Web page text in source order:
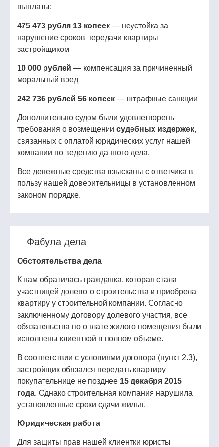
выплаты:
475 473 рубля 13 копеек — неустойка за
нарушение сроков передачи квартиры
застройщиком
10 000 рублей — компенсация за причиненный
моральный вред
242 736 рублей 56 копеек — штрафные санкции
Дополнительно судом были удовлетворены
требования о возмещении судебных издержек,
связанных с оплатой юридических услуг нашей
компании по ведению данного дела.
Все денежные средства взысканы с ответчика в
пользу нашей доверительницы в установленном
законом порядке.
Фабула дела
Обстоятельства дела
К нам обратилась гражданка, которая стала
участницей долевого строительства и приобрела
квартиру у строительной компании. Согласно
заключенному договору долевого участия, все
обязательства по оплате жилого помещения были
исполнены клиенткой в полном объеме.
В соответствии с условиями договора (пункт 2.3),
застройщик обязался передать квартиру
покупательнице не позднее 15 декабря 2015
года. Однако строительная компания нарушила
установленные сроки сдачи жилья.
Юридическая работа
Для защиты прав нашей клиентки юристы